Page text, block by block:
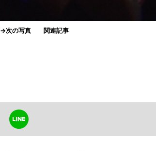
→次の写真 関連記事